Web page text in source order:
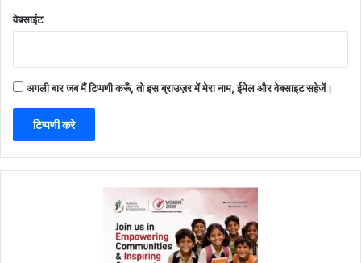
वेबसाईट
अगली बार जब मैं टिप्पणी करूँ, तो इस ब्राउज़र में मेरा नाम, ईमेल और वेबसाइट सहेजें।